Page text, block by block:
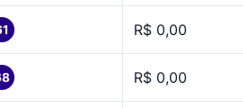
R$ 0,00
R$ 0,00